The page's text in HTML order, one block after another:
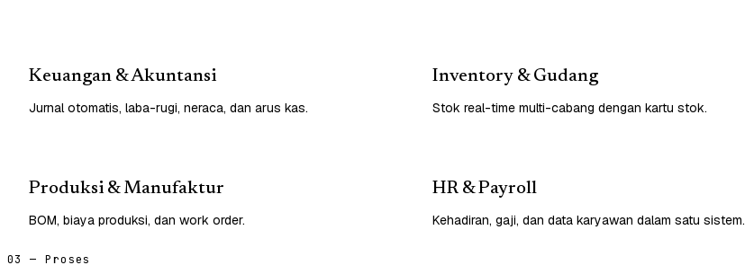
Keuangan & Akuntansi
Jurnal otomatis, laba-rugi, neraca, dan arus kas.
Inventory & Gudang
Stok real-time multi-cabang dengan kartu stok.
Produksi & Manufaktur
BOM, biaya produksi, dan work order.
HR & Payroll
Kehadiran, gaji, dan data karyawan dalam satu sistem.
03 — Proses